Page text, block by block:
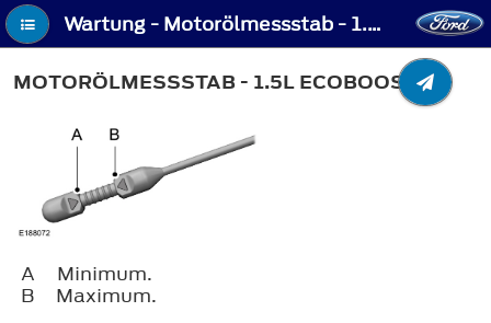
Wartung - Motorölmessstab - 1.5L EcoBoost™
MOTORÖLMESSSTAB - 1.5L ECOBOOST™
A
Minimum.
B
Maximum.